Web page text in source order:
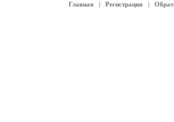
Главная| Регистрация|